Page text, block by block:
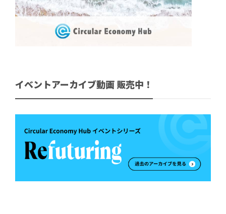
イベントアーカイブ動画 販売中！